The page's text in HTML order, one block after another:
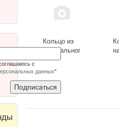
Кольцо из
натурального
камня
лазурит
с
данных"